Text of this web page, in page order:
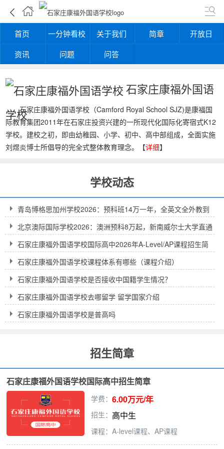
首页 一分钟看校 关于我们 简章
开放日
资讯
问题 问答
石家庄康福外国语
学校石家庄康福外国语学校（Camford Royal School SJZ)是康福国
际教育集团2011年在石家庄投资兴建的一所现代化国际化寄宿式K12
学校。建校之初，即由幼稚园、小学、初中、高中部组成，全面实施
刘煜炎博士所倡导的完全式整体教育理念。【详细】
学校动态
青岛博格思加州学校2026：预科班14万一年，全英文全外教到
底值不值得？
北京澳际国际学校2026：澳洲预科8万起，新南威尔士大学直通
车到底靠不靠谱？
石家庄康福外国语学校国际高中2026年A-Level/AP课程招生简
章及学费
石家庄康福外国语学校课程体系有哪些（课程介绍）
石家庄康福外国语学校是否接收中国籍学生情况？
石家庄康福外国语学校去哪留学 留学国家介绍
石家庄康福外国语学校是普高吗
招生简章
石家庄康福外国语学校国际高中招生简章
学费： 6.00万元/年
招生： 高中生
课程：A-level课程、AP课程